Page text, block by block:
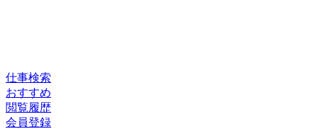
仕事検索
おすすめ
閲覧履歴
会員登録